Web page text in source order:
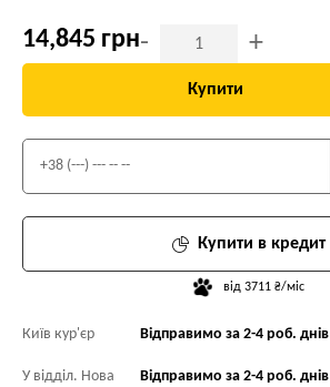
14,845 грн- +
Купити
Купити в кредит
від 3711 ₴/міс
Київ кур'єр Відправимо за 2-4 роб. днів
У відділ. Нова
Відправимо за 2-4 роб. днів